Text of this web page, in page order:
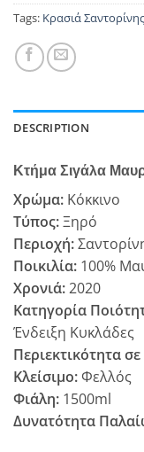
Tags: Κρασιά Σαντορίνης
DESCRIPTION
Κτήμα Σιγάλα
Χρώμα: Κόκκινο
Τύπος:Ξηρό
Περιοχή:
Ποικιλία: 100%
Χρονιά:2020
Κατηγορία
Ένδειξη Κυκλάδες
Περιεκτικότητα
Κλείσιμο:Φελλός
Φιάλη: 1500ml
Δυνατότητα